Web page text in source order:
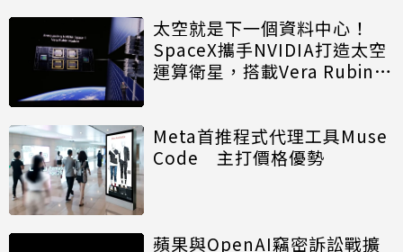
太空就是下一個資料中心！
SpaceX攜手NVIDIA打造太空
運算衛星，搭載Vera Rubin運
Meta首推程式代理工具Muse
Code 主打價格優勢
蘋果與OpenAI竊密訴訟戰擴